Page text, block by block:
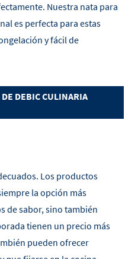
Nuestra nata para
es perfecta para estas
y fácil de
DEBIC CULINARIA
Los productos
la opción más
de sabor, sino también
tienen un precio más
pueden ofrecer